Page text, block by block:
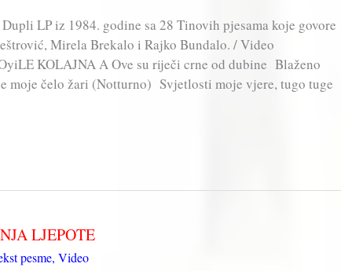
LP iz 1984. godine sa 28 Tinovih pjesama koje govore
Mirela Brekalo i Rajko Bundalo. / Video
KOLAJNA A Ove su riječi crne od dubine Blaženo
moje čelo žari (Notturno) Svjetlosti moje vjere, tugo tuge
LJEPOTE
pesme, Video